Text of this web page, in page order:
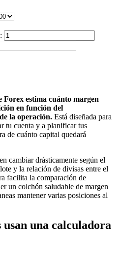
estima cuánto margen
en función del
la operación. Está diseñada para
tu cuenta y a planificar tus
de cuánto capital quedará
cambiar drásticamente según el
y la relación de divisas entre el
facilita la comparación de
un colchón saludable de margen
mantener varias posiciones al
una calculadora